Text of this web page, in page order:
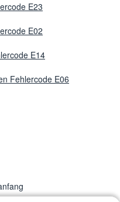
E23
E02
E14
Fehlercode E06